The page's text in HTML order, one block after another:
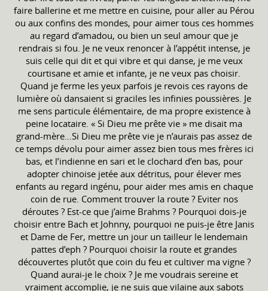
faire ballerine et me mettre en cuisine, pour aller au Pérou
ou aux confins des mondes, pour aimer tous ces hommes
au regard d’amadou, ou bien un seul amour que je
rendrais si fou. Je ne veux renoncer à l’appétit intense, je
suis celle qui dit et qui vibre et qui danse, je me veux
courtisane et amie et infante, je ne veux pas choisir.
Quand je ferme les yeux parfois je revois ces rayons de
lumière où dansaient si graciles les infinies poussières. Je
me sens particule élémentaire, de ma propre existence à
peine locataire. « Si Dieu me prête vie » me disait ma
grand-mère…Si Dieu me prête vie je n’aurais pas assez de
ce temps dévolu pour aimer assez bien tous mes frères ici
bas, et l’indienne en sari et le clochard d’en bas, pour
adopter chinoise jetée aux détritus, pour élever mes
enfants au regard ingénu, pour aider mes amis en chaque
coin de rue. Comment trouver la route ? Eviter nos
déroutes ? Est-ce que j’aime Brahms ? Pourquoi dois-je
choisir entre Bach et Johnny, pourquoi ne puis-je être Janis
et Dame de Fer, mettre un jour un tailleur le lendemain
pattes d’eph ? Pourquoi choisir la route et grandes
découvertes plutôt que coin du feu et cultiver ma vigne ?
Quand aurai-je le choix ? Je me voudrais sereine et
vraiment accomplie, je ne suis que vilaine aux sabots